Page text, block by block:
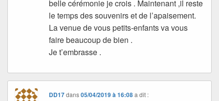
belle cérémonie je crois . Maintenant ,il reste
le temps des souvenirs et de l’apaisement.
La venue de vous petits-enfants va vous
faire beaucoup de bien .
Je t’embrasse .
DD17dans05/04/2019 à 16:08 a dit :